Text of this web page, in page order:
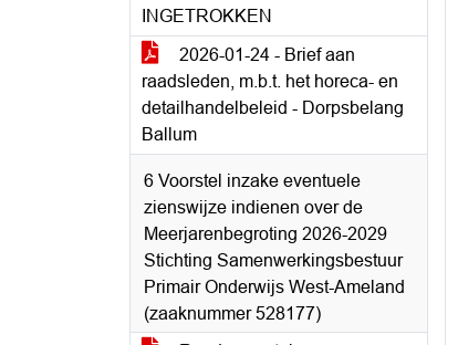
INGETROKKEN
2026-01-24 - Brief aan
raadsleden, m.b.t. het horeca- en
detailhandelbeleid - Dorpsbelang
Ballum
6 Voorstel inzake eventuele
zienswijze indienen over de
Meerjarenbegroting 2026-2029
Stichting Samenwerkingsbestuur
Primair Onderwijs West-Ameland
(zaaknummer 528177)